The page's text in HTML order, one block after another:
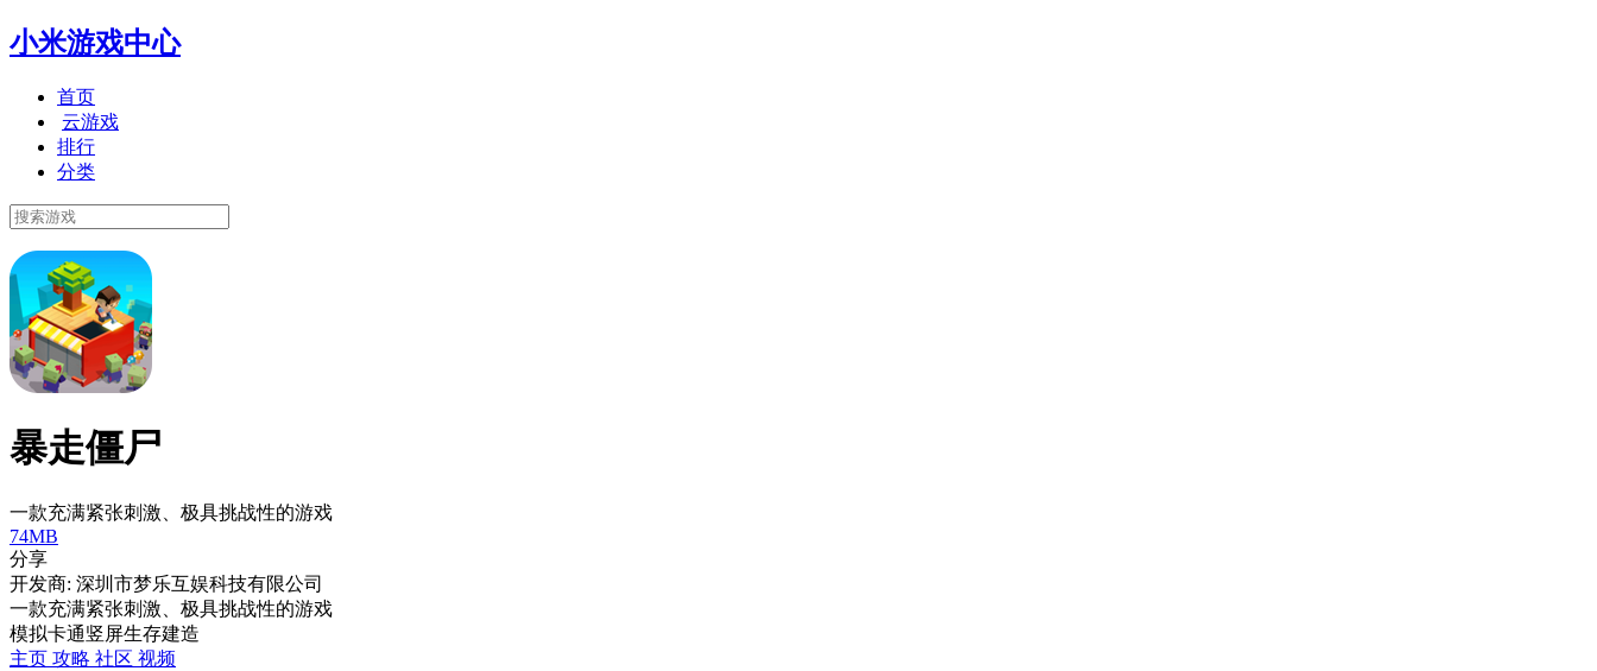
小米游戏中心
首页
云游戏
排行
分类
暴走僵尸
一款充满紧张刺激、极具挑战性的游戏
74MB
分享
开发商: 深圳市梦乐互娱科技有限公司
一款充满紧张刺激、极具挑战性的游戏
模拟卡通竖屏生存建造
主页 攻略 社区 视频